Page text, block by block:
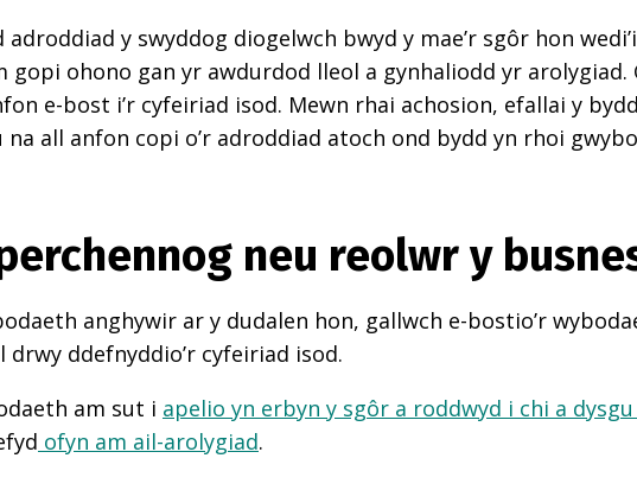
adroddiad y swyddog diogelwch bwyd y mae’r sgôr hon
gopi ohono gan yr awdurdod lleol a gynhaliodd yr arolygiad.
e-bost i’r cyfeiriad isod. Mewn rhai achosion, efallai y
all anfon copi o’r adroddiad atoch ond bydd yn rhoi
neu reolwr y
anghywir ar y dudalen hon, gallwch e-bostio’r
ddefnyddio’r cyfeiriad isod.
am sut i apelio yn erbyn y sgôr a roddwyd i chi a
ofyn am ail-arolygiad.